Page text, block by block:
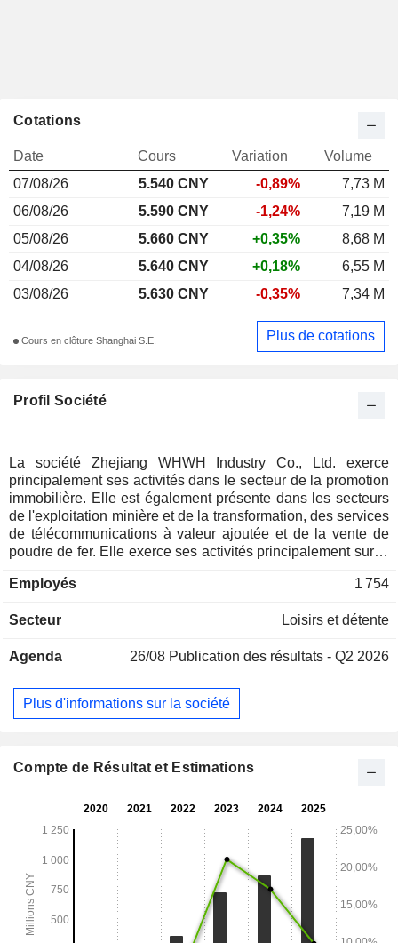
Profil Société
La société Zhejiang WHWH Industry Co., Ltd. exerce
principalement ses activités dans le secteur de la promotion
immobilière. Elle est également présente dans les secteurs
de l'exploitation minière et de la transformation, des services
de télécommunications à valeur ajoutée et de la vente de
poudre de fer. Elle exerce ses activités principalement sur le
Employés
1 754
Secteur Loisirs et détente
Agenda 26/08 Publication des résultats - Q2 2026
Plus d'informations sur la société
Cotations
Date Cours Variation
Volume
07/08/26
5.540 CNY -0,89%
7,73 M
06/08/26
5.590 CNY -1,24%
7,19 M
05/08/26
5.660 CNY +0,35%
8,68 M
04/08/26
5.640 CNY +0,18%
6,55 M
03/08/26
5.630 CNY -0,35% 7,34 M
Cours en clôture Shanghai S.E. Plus de cotations
Compte de Résultat et Estimations